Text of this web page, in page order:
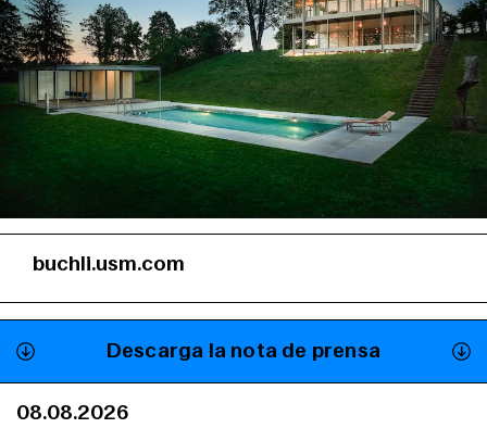
buchli.usm.com
Descarga la nota de prensa
08.08.2026